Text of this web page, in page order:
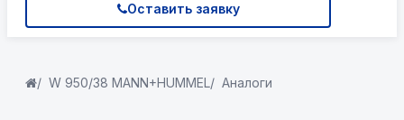
Оставить заявку
W 950/38 MANN+HUMMEL Аналоги